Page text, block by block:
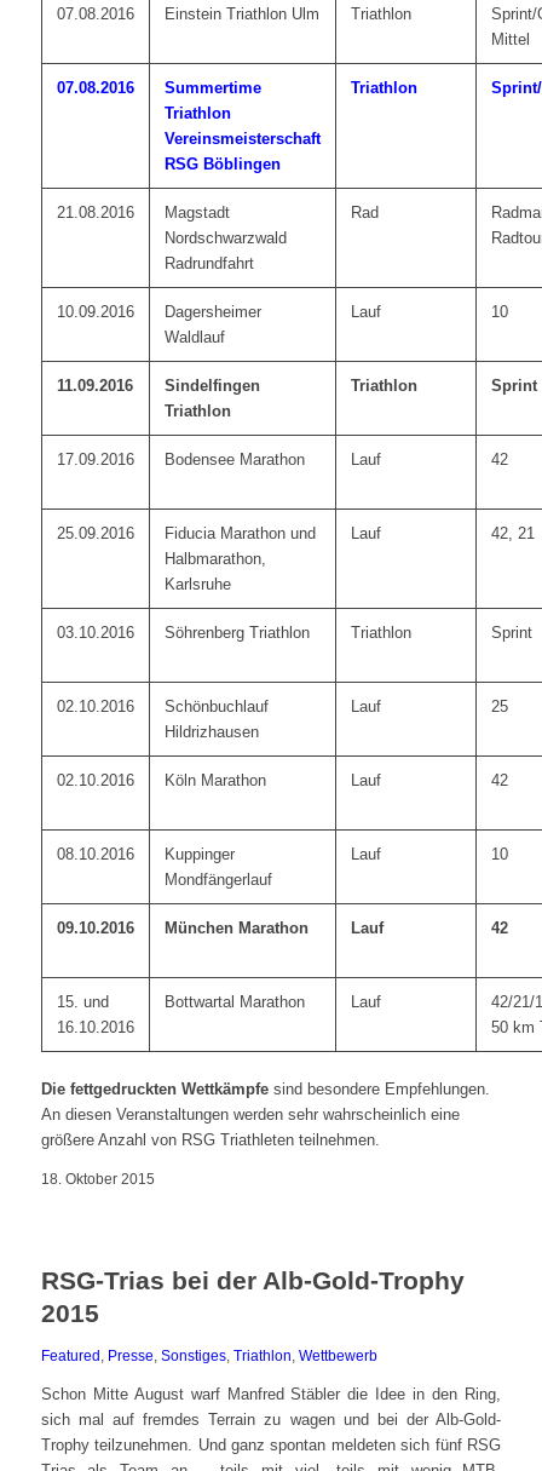
07.08.2016 Einstein Triathlon Ulm Triathlon
Sprint/
Mittel
07.08.2016
Summertime
Triathlon
Vereinsmeisterschaft
RSG Böblingen
Triathlon
21.08.2016
Magstadt
Nordschwarzwald
Radrundfahrt
Rad
10.09.2016
Dagersheimer
Waldlauf
Lauf 10
11.09.2016
Sindelfingen
Triathlon
Triathlon Sprint
17.09.2016 Bodensee Marathon Lauf 42
25.09.2016
Fiducia Marathon und
Halbmarathon,
Karlsruhe
Lauf 42, 21
03.10.2016 Söhrenberg Triathlon Triathlon Sprint
02.10.2016
Schönbuchlauf
Hildrizhausen
Lauf 25
02.10.2016 Köln Marathon Lauf 42
08.10.2016
Kuppinger
Mondfängerlauf
Lauf 10
09.10.2016 München Marathon Lauf 42
15. und
16.10.2016
Bottwartal Marathon Lauf
42/21/
50 km
Die fettgedruckten Wettkämpfesind besondere Empfehlungen.
An diesen Veranstaltungen werden sehr wahrscheinlich eine
größere Anzahl von RSG Triathleten teilnehmen.
18. Oktober 2015
RSG-Trias bei der Alb-Gold-Trophy
2015
Featured Presse Sonstiges, Triathlon Wettbewerb
Schon Mitte August warf Manfred Stäbler die Idee in den Ring,
sich mal auf fremdes Terrain zu wagen und bei der Alb-Gold-
Trophy teilzunehmen. Und ganz spontan meldeten sich fünf RSG